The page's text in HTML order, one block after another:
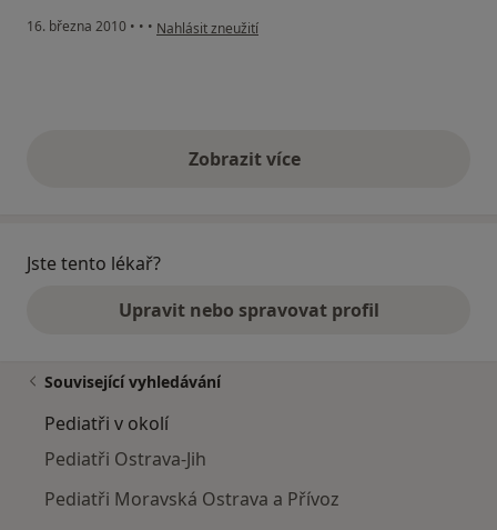
16. března 2010 • • • podle názoru uživatele Pacient
Nahlásit zneužití
Zobrazit vícevýše uvedené názory
Jste tento lékař?
Upravit nebo spravovat profil
Související vyhledávání
Pediatři v okolí
Pediatři Ostrava-Jih
Pediatři Moravská Ostrava a Přívoz